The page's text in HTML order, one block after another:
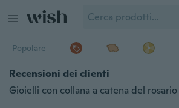
Popolare
Recensioni dei clienti